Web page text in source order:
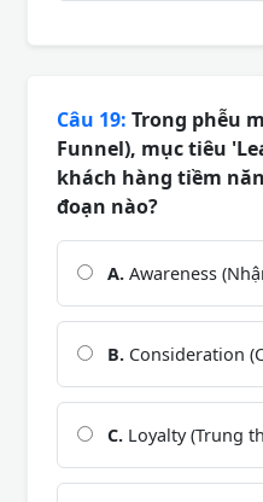
Câu 19: Trong phễu
Funnel), mục tiêu
khách hàng tiềm
đoạn nào?
A. Awareness
B. Consideration
C. Loyalty (Trung